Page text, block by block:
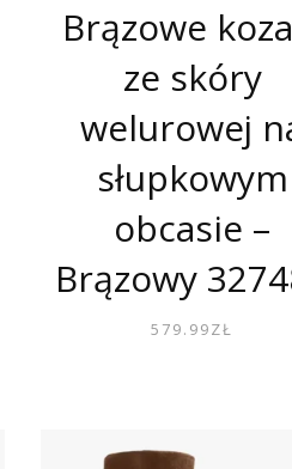
Brązowe
ze skóry
welurowej
słupkowym
obcasie –
Brązowy
579.99ZŁ